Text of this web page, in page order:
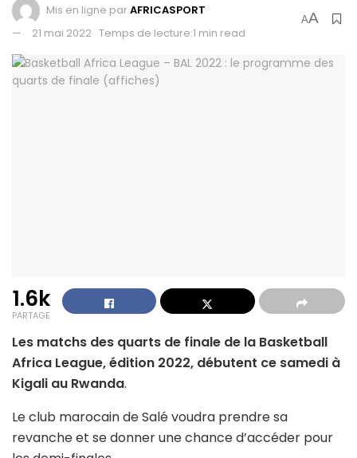
Mis en ligne parAFRICASPORT
21 mai 2022 Temps de lecture:1 min read
AA
1.6k
PARTAGE
Les matchs des quarts de finale de la Basketball
Africa League, édition 2022, débutent ce samedi à
Kigali au Rwanda.
Le club marocain de Salé voudra prendre sa
revanche et se donner une chance d’accéder pour